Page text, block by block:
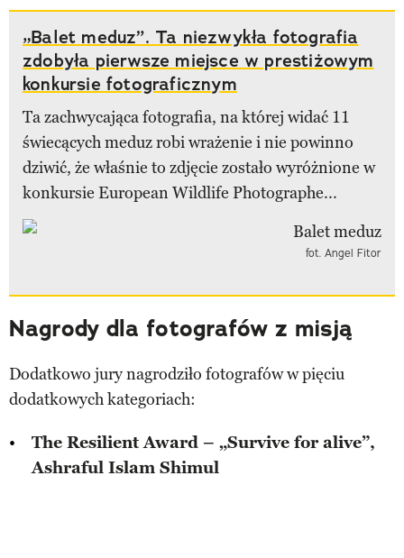
„Balet meduz”. Ta niezwykła fotografia
zdobyła pierwsze miejsce w prestiżowym
konkursie fotograficznym
Ta zachwycająca fotografia, na której widać 11
świecących meduz robi wrażenie i nie powinno
dziwić, że właśnie to zdjęcie zostało wyróżnione w
konkursie European Wildlife Photographe...
fot. Angel Fitor
Nagrody dla fotografów z misją
Dodatkowo jury nagrodziło fotografów w pięciu
dodatkowych kategoriach:
The Resilient Award – „Survive for alive”,
Ashraful Islam Shimul